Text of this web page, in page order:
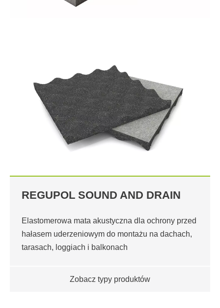
REGUPOL SOUND AND DRAIN
Elastomerowa mata akustyczna dla ochrony przed
hałasem uderzeniowym do montażu na dachach,
tarasach, loggiach i balkonach
Zobacz typy produktów